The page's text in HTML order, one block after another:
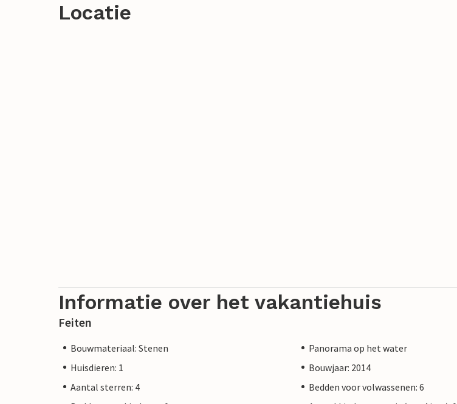
Locatie
Informatie over het vakantiehuis
Feiten
Bouwmateriaal: Stenen
Panorama op het water
Huisdieren: 1
Bouwjaar: 2014
Aantal sterren: 4
Bedden voor volwassenen: 6